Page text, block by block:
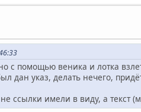
с помощью веника и лотка
дан указ, делать нечего,
ссылки имели в виду, а текст